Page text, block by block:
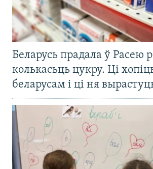
Беларусь прадала ў Расею
колькасьць цукру. Ці
беларусам і ці ня